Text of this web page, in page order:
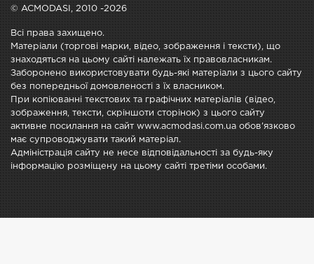
© ACMODASI, 2010 -2026
Всі права захищено.
Матеріали (торгові марки, відео, зображення і тексти), що
знаходяться на цьому сайті належать їх правовласникам.
Заборонено використовувати будь-які матеріали з цього сайту
без попередньої домовленості з їх власником.
При копіюванні текстових та графічних матеріалів (відео,
зображення, тексти, скріншоти сторінок) з цього сайту
активне посилання на сайт www.acmodasi.com.ua обов'язково
має супроводжувати такий матеріал.
Адміністрація сайту не несе відповідальності за будь-яку
інформацію розміщену на цьому сайті третіми особами.